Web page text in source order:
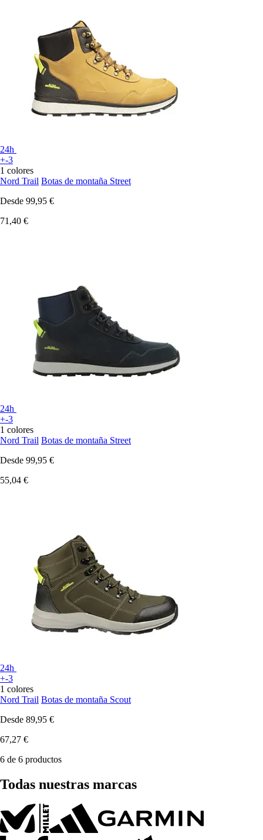
24h
+-3
1 colores
Nord Trail Botas de montaña Street
Desde 99,95 €
71,40 €
24h
+-3
1 colores
Nord Trail Botas de montaña Street
Desde 99,95 €
55,04 €
24h
+-3
1 colores
Nord Trail Botas de montaña Scout
Desde 89,95 €
67,27 €
6 de 6 productos
Todas nuestras marcas